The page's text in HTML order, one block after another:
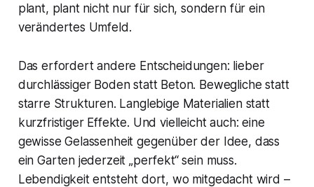
plant, plant nicht nur für sich, sondern für ein
verändertes Umfeld.
Das erfordert andere Entscheidungen: lieber
durchlässiger Boden statt Beton. Bewegliche statt
starre Strukturen. Langlebige Materialien statt
kurzfristiger Effekte. Und vielleicht auch: eine
gewisse Gelassenheit gegenüber der Idee, dass
ein Garten jederzeit „perfekt“ sein muss.
Lebendigkeit entsteht dort, wo mitgedacht wird –